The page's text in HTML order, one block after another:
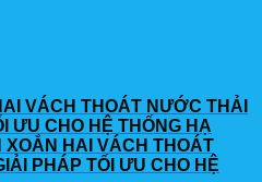
VÁCH THOÁT NƯỚC THẢI
ƯU CHO HỆ THỐNG HẠ
XOẮN HAI VÁCH THOÁT
PHÁP TỐI ƯU CHO HỆ